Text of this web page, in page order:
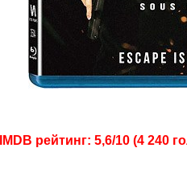
IMDB рейтинг: 5,6/10 (4 240